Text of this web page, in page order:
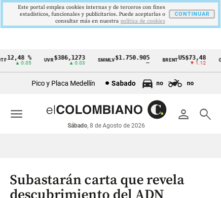
Cintillo
económicos
Colombia
12,48 %
▲ 0.05
UVR$386,1273
▲ 0.03
SMMLV$1.750.905 BRENTUS$73,48
▼ 1.12
Pico y Placa Medellín Sabado no no
person search
Sábado, 8 de Agosto de 2026
menu
Subastarán carta que revela
Este portal emplea cookies internas y de terceros con fines
estadísticos, funcionales y publicitarios. Puede aceptarlas o
consultar más en nuestra politica de cookies
CONTINUAR